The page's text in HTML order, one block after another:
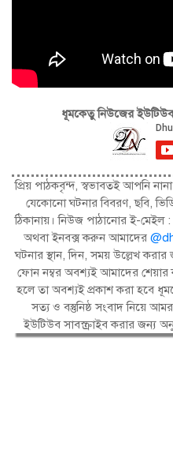
ধূমকেতু নিউজের ইউটিউব
প্রিয় পাঠকবৃন্দ, স্বভাবতই আপনি
যেকোনো ঘটনার বিবরণ, ছবি,
ঠিকানায়। নিউজ পাঠানোর ই-মেইল :
অথবা ইনবক্স করুন আমাদের
ঘটনার স্থান, দিন, সময় উল্লেখ
ফোন নম্বর অবশ্যই আমাদের
হলে তা অবশ্যই প্রকাশ করা হবে
সত্য ও বস্তুনিষ্ঠ সংবাদ নিয়ে
ইউটিউব সাবস্ক্রাইব করার জন্য